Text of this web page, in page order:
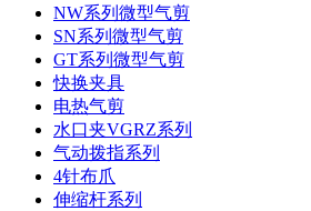
NW系列微型气剪
SN系列微型气剪
GT系列微型气剪
快换夹具
电热气剪
水口夹VGRZ系列
气动拨指系列
4针布爪
伸缩杆系列